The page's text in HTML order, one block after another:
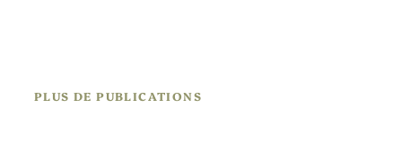
PLUS DE PUBLICATIONS